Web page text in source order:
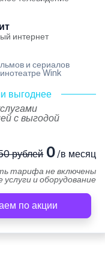
интернет
и сериалов
Wink
выгоднее
с выгодой
рублей0/в месяц
тарифа не включены
и оборудование
по акции